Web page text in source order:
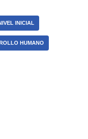
INICIAL
HUMANO